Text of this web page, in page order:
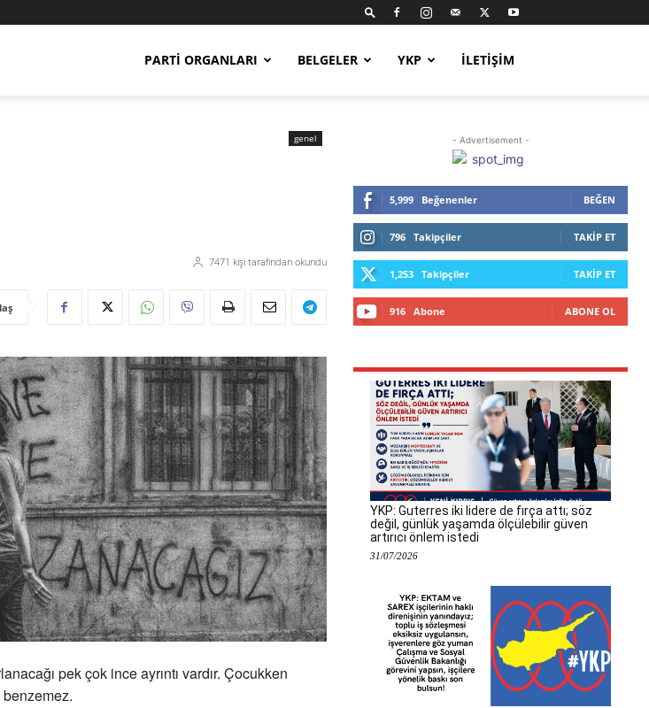
PARTI ORGANLARI BELGELER YKP İLETIŞIM
genel
7471 kişi tarafından okundu
pek çok ince ayrıntı vardır. Çocukken
benzemez.
- Advertisement -
5,999 Beğenenler BEĞEN
796 Takipçiler TAKIP ET
1,253 Takipçiler TAKIP ET
916 Abone ABONE OL
YKP: Guterres iki lidere de fırça attı; söz
değil, günlük yaşamda ölçülebilir güven
artırıcı önlem istedi
31/07/2026